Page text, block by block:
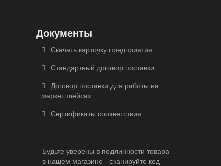
Документы
Скачать карточку предприятия
Стандартный договор поставки
Договор поставки для работы на
маркетплейсах
Сертификаты соответствия
Будьте уверены в подлинности товара
в нашем магазине - сканируйте код